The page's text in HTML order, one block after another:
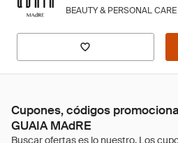
BEAUTY & PERSONAL CARE
Cupones, códigos
GUAIA MAdRE